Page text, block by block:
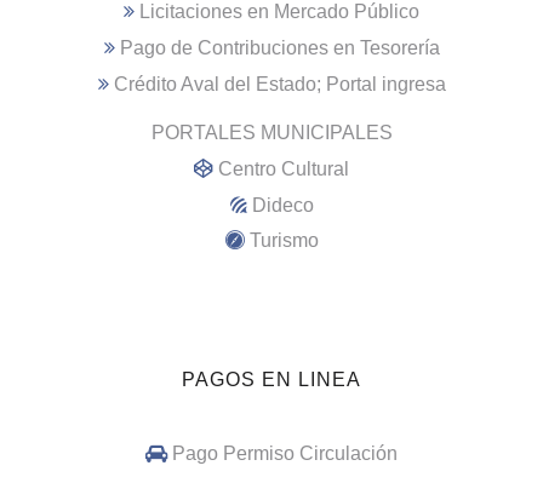
Licitaciones en Mercado Público
Pago de Contribuciones en Tesorería
Crédito Aval del Estado; Portal ingresa
PORTALES MUNICIPALES
Centro Cultural
Dideco
Turismo
PAGOS EN LINEA
Pago Permiso Circulación